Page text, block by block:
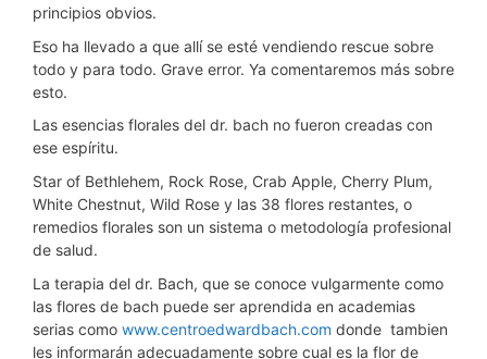
principios obvios.
Eso ha llevado a que allí se esté vendiendo rescue sobre
todo y para todo. Grave error. Ya comentaremos más sobre
esto.
Las esencias florales del dr. bach no fueron creadas con
ese espíritu.
Star of Bethlehem, Rock Rose, Crab Apple, Cherry Plum,
White Chestnut, Wild Rose y las 38 flores restantes, o
remedios florales son un sistema o metodología profesional
de salud.
La terapia del dr. Bach, que se conoce vulgarmente como
las flores de bach puede ser aprendida en academias
serias como www.centroedwardbach.com donde tambien
les informarán adecuadamente sobre cual es la flor de